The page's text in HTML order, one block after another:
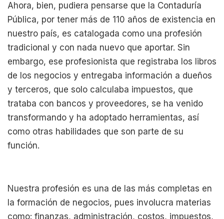
Ahora, bien, pudiera pensarse que la Contaduría
Pública, por tener más de 110 años de existencia en
nuestro país, es catalogada como una profesión
tradicional y con nada nuevo que aportar. Sin
embargo, ese profesionista que registraba los libros
de los negocios y entregaba información a dueños
y terceros, que solo calculaba impuestos, que
trataba con bancos y proveedores, se ha venido
transformando y ha adoptado herramientas, así
como otras habilidades que son parte de su
función.
Nuestra profesión es una de las más completas en
la formación de negocios, pues involucra materias
como: finanzas, administración, costos, impuestos,